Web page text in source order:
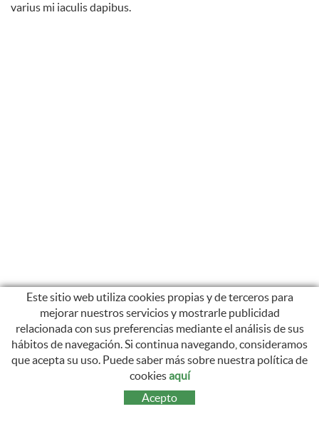
varius mi iaculis dapibus.
SÍGUENOS
INSTAGRAM
Este sitio web utiliza cookies propias y de terceros para
mejorar nuestros servicios y mostrarle publicidad
relacionada con sus preferencias mediante el análisis de sus
hábitos de navegación. Si continua navegando, consideramos
que acepta su uso. Puede saber más sobre nuestra política de
cookiesaquí
Acepto